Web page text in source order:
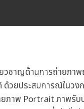
วชาญด้านการถ่ายภา
ด้วยประสบการณ์ในว
ยภาพ Portrait ภาพรั